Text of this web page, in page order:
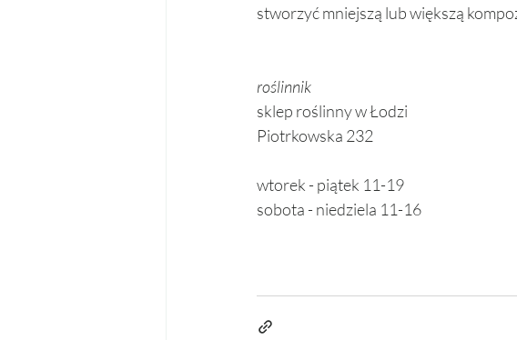
stworzyć mniejszą lub większą
roślinnik
sklep roślinny w Łodzi
Piotrkowska 232
wtorek - piątek 11-19
sobota - niedziela 11-16